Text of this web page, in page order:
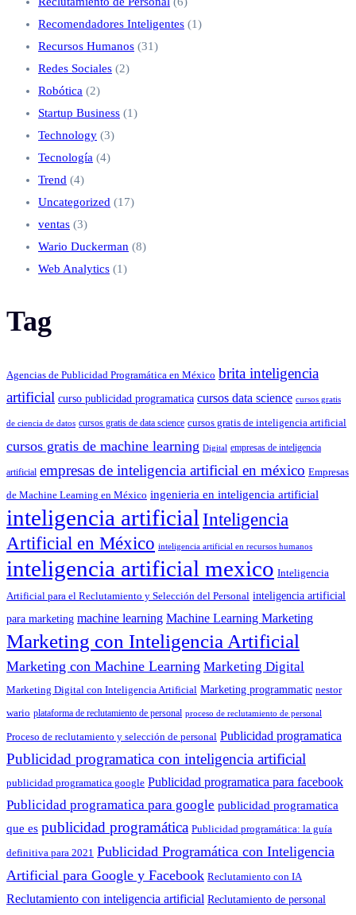
Recomendadores Inteligentes (1)
Recursos Humanos (31)
Redes Sociales (2)
Robótica (2)
Startup Business (1)
Technology (3)
Tecnología (4)
Trend (4)
Uncategorized (17)
ventas (3)
Wario Duckerman (8)
Web Analytics (1)
Tag
Agencias de Publicidad Programática en México brita inteligencia
artificial curso publicidad programatica cursos data science cursos gratis
de ciencia de datos cursos gratis de data science cursos gratis de inteligencia artificial
cursos gratis de machine learning Digital empresas de inteligencia
artificial empresas de inteligencia artificial en méxico Empresas
de Machine Learning en México ingenieria en inteligencia artificial
inteligencia artificial Inteligencia
Artificial en México inteligencia artificial en recursos humanos
inteligencia artificial mexico Inteligencia
Artificial para el Reclutamiento y Selección del Personal inteligencia artificial
para marketing machine learning Machine Learning Marketing
Marketing con Inteligencia Artificial
Marketing con Machine Learning Marketing Digital
Marketing Digital con Inteligencia Artificial Marketing programmatic nestor
wario plataforma de reclutamiento de personal proceso de reclutamiento de personal
Proceso de reclutamiento y selección de personal Publicidad programatica
Publicidad programatica con inteligencia artificial
publicidad programatica google Publicidad programatica para facebook
Publicidad programatica para google publicidad programatica
que es publicidad programática Publicidad programática: la guía
definitiva para 2021 Publicidad Programática con Inteligencia
Artificial para Google y Facebook Reclutamiento con IA
Reclutamiento con inteligencia artificial Reclutamiento de personal